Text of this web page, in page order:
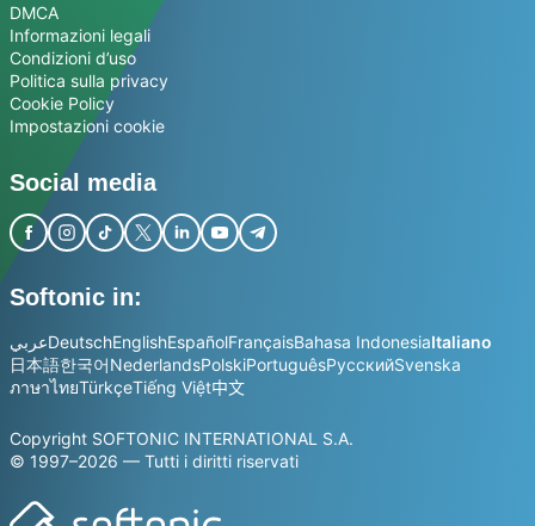
DMCA
Informazioni legali
Condizioni d’uso
Politica sulla privacy
Cookie Policy
Impostazioni cookie
Social media
Softonic in:
عربيDeutschEnglishEspañolFrançaisBahasa IndonesiaItaliano
日本語한국어NederlandsPolskiPortuguêsРусскийSvenska
ภาษาไทยTürkçeTiếng Việt中文
Copyright SOFTONIC INTERNATIONAL S.A.
© 1997–2026 — Tutti i diritti riservati